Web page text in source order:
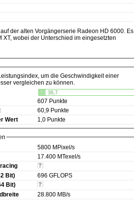
der alten Vorgängerserie Radeon HD 6000. Es
wobei der Unterschied im eingesetzten
um die Geschwindigkeit einer
vergleichen zu können.
38,7
607 Punkte
60,9 Punkte
Wert
1,0 Punkte
5800 MPixel/s
17.400 MTexel/s
Bit)
696 GFLOPS
Bit)
28.800 MB/s